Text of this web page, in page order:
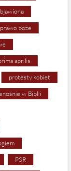
prawo boże
aprilis
protesty kobiet
w Biblii
PSR